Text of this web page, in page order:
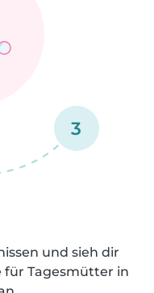
3
und sieh dir
Tagesmütter in